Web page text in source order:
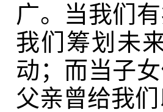
广。当我们
我们筹划未
动；而当子
父亲曾给我